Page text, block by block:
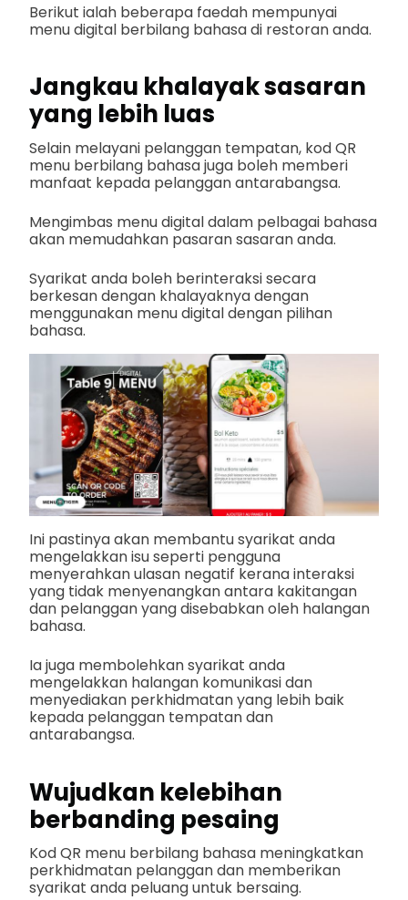
Berikut ialah beberapa faedah mempunyai
menu digital berbilang bahasa di restoran anda.
Jangkau khalayak sasaran
yang lebih luas
Selain melayani pelanggan tempatan, kod QR
menu berbilang bahasa juga boleh memberi
manfaat kepada pelanggan antarabangsa.
Mengimbas menu digital dalam pelbagai bahasa
akan memudahkan pasaran sasaran anda.
Syarikat anda boleh berinteraksi secara
berkesan dengan khalayaknya dengan
menggunakan menu digital dengan pilihan
bahasa.
Ini pastinya akan membantu syarikat anda
mengelakkan isu seperti pengguna
menyerahkan ulasan negatif kerana interaksi
yang tidak menyenangkan antara kakitangan
dan pelanggan yang disebabkan oleh halangan
bahasa.
Ia juga membolehkan syarikat anda
mengelakkan halangan komunikasi dan
menyediakan perkhidmatan yang lebih baik
kepada pelanggan tempatan dan
antarabangsa.
Wujudkan kelebihan
berbanding pesaing
Kod QR menu berbilang bahasa meningkatkan
perkhidmatan pelanggan dan memberikan
syarikat anda peluang untuk bersaing.